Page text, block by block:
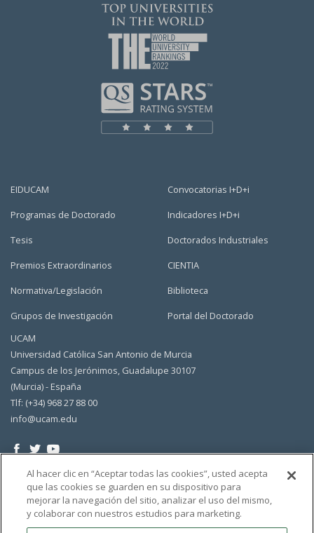
EIDUCAM
Programas de Doctorado
Tesis
Premios Extraordinarios
Normativa/Legislación
Grupos de Investigación
Convocatorias I+D+i
Indicadores I+D+i
Doctorados Industriales
CIENTIA
Biblioteca
Portal del Doctorado
UCAM
Universidad Católica San Antonio de Murcia
Campus de los Jerónimos, Guadalupe 30107
(Murcia) - España
Tlf: (+34) 968 27 88 00
info@ucam.edu
Al hacer clic en “Aceptar todas las cookies”, usted acepta
que las cookies se guarden en su dispositivo para
mejorar la navegación del sitio, analizar el uso del mismo,
y colaborar con nuestros estudios para marketing.